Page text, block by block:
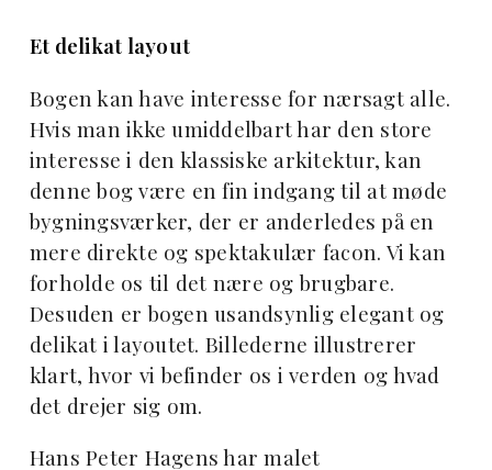
Et delikat layout
Bogen kan have interesse for nærsagt alle.
Hvis man ikke umiddelbart har den store
interesse i den klassiske arkitektur, kan
denne bog være en fin indgang til at møde
bygningsværker, der er anderledes på en
mere direkte og spektakulær facon. Vi kan
forholde os til det nære og brugbare.
Desuden er bogen usandsynlig elegant og
delikat i layoutet. Billederne illustrerer
klart, hvor vi befinder os i verden og hvad
det drejer sig om.
Hans Peter Hagens har malet